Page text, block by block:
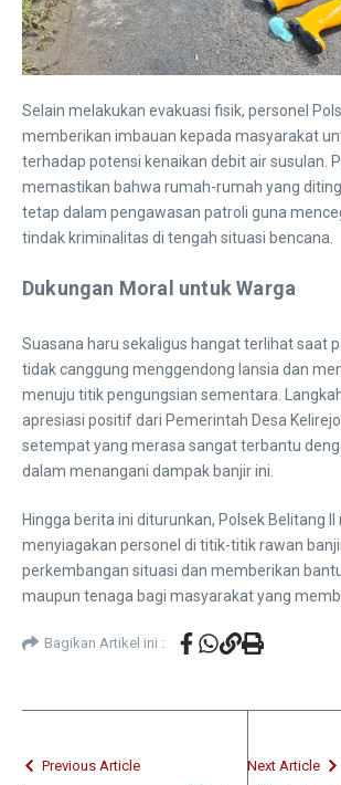
Selain melakukan evakuasi fisik, personel
memberikan imbauan kepada masyarakat
terhadap potensi kenaikan debit air susulan.
memastikan bahwa rumah-rumah yang
tetap dalam pengawasan patroli guna
tindak kriminalitas di tengah situasi bencana.
Dukungan Moral untuk Warga
​Suasana haru sekaligus hangat terlihat saat
tidak canggung menggendong lansia dan
menuju titik pengungsian sementara.
apresiasi positif dari Pemerintah Desa
setempat yang merasa sangat terbantu
dalam menangani dampak banjir ini.
​Hingga berita ini diturunkan, Polsek Belitang
menyiagakan personel di titik-titik rawan
perkembangan situasi dan memberikan
maupun tenaga bagi masyarakat yang
Bagikan Artikel ini :
Previous Article Next Article